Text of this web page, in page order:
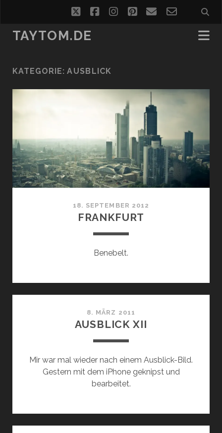
twitterfacebookinstagram
pinterest
emailemail-
form
TAYTOM.DE
KATEGORIE:AUSBLICK
18. SEPTEMBER 2012
FRANKFURT
Benebelt.
8. MÄRZ 2011
AUSBLICK XII
Mir war mal wieder nach einem Ausblick-Bild.
Gestern mit dem iPhone geknipst und
bearbeitet.